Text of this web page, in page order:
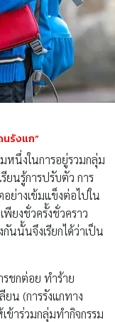
นรังแก”
หนึ่งในการอยู่รวมกลุ่ม
ยนรู้การปรับตัว การ
ย่างเข้มแข็งต่อไปใน
ยงชั่วครั้งชั่วคราว
นนั้นจึงเรียกได้ว่าเป็น
ชกต่อย ทำร้าย
ยน (การรังแกทาง
ข้าร่วมกลุ่มทำกิจกรรม